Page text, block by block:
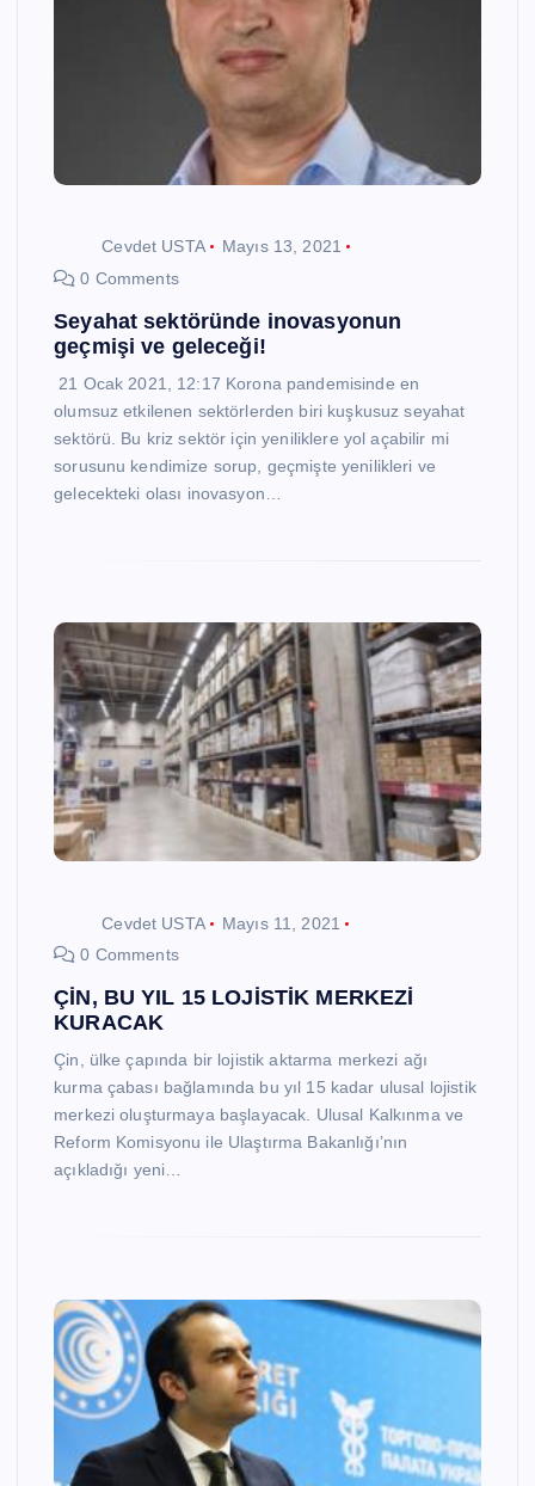
Cevdet USTA
Mayıs 13, 2021
0 Comments
Seyahat sektöründe inovasyonun
geçmişi ve geleceği!
21 Ocak 2021, 12:17 Korona pandemisinde en
olumsuz etkilenen sektörlerden biri kuşkusuz seyahat
sektörü. Bu kriz sektör için yeniliklere yol açabilir mi
sorusunu kendimize sorup, geçmişte yenilikleri ve
gelecekteki olası inovasyon…
Cevdet USTA
Mayıs 11, 2021
0 Comments
ÇİN, BU YIL 15 LOJİSTİK MERKEZİ
KURACAK
Çin, ülke çapında bir lojistik aktarma merkezi ağı
kurma çabası bağlamında bu yıl 15 kadar ulusal lojistik
merkezi oluşturmaya başlayacak. Ulusal Kalkınma ve
Reform Komisyonu ile Ulaştırma Bakanlığı’nın
açıkladığı yeni…